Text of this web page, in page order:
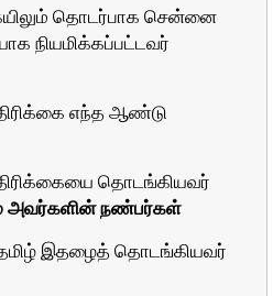
தொடர்பாக சென்னை
நியமிக்கப்பட்டவர்
எந்த ஆண்டு
தொடங்கியவர்
அவர்களின் நண்பர்கள்
இதழைத் தொடங்கியவர்